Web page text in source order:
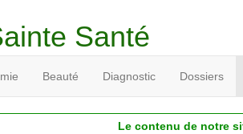
Santé
Beauté Diagnostic Dossiers
Le contenu de notre